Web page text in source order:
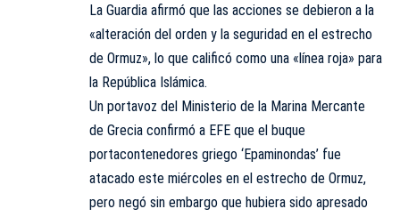
La Guardia afirmó que las acciones se debieron a la
«alteración del orden y la seguridad en el estrecho
de Ormuz», lo que calificó como una «línea roja» para
la República Islámica.
Un portavoz del Ministerio de la Marina Mercante
de Grecia confirmó a EFE que el buque
portacontenedores griego ‘Epaminondas’ fue
atacado este miércoles en el estrecho de Ormuz,
pero negó sin embargo que hubiera sido apresado